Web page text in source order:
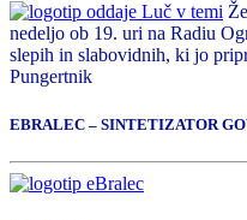
nedeljo ob 19. uri na Radiu
slepih in slabovidnih, ki jo
Pungertnik
EBRALEC – SINTETIZATOR